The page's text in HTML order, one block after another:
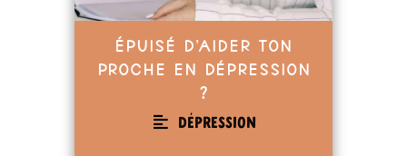
Épuisé d’aider ton
proche en dépression
?
Dépression